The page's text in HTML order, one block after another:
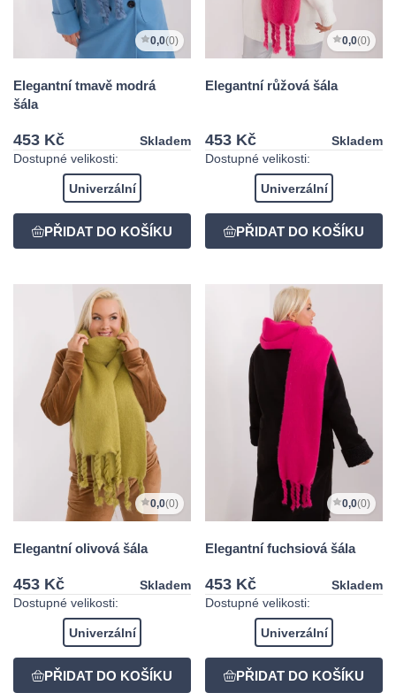
0,0(0)
Elegantní tmavě modrá
šála
453 Kč
Skladem
Dostupné velikosti:
Univerzální
0,0(0)
Elegantní růžová šála
453 Kč
Skladem
Dostupné velikosti:
Univerzální
0,0(0)
Elegantní olivová šála
453 Kč
Skladem
Dostupné velikosti:
Univerzální
0,0(0)
Elegantní fuchsiová šála
453 Kč
Skladem
Dostupné velikosti:
Univerzální